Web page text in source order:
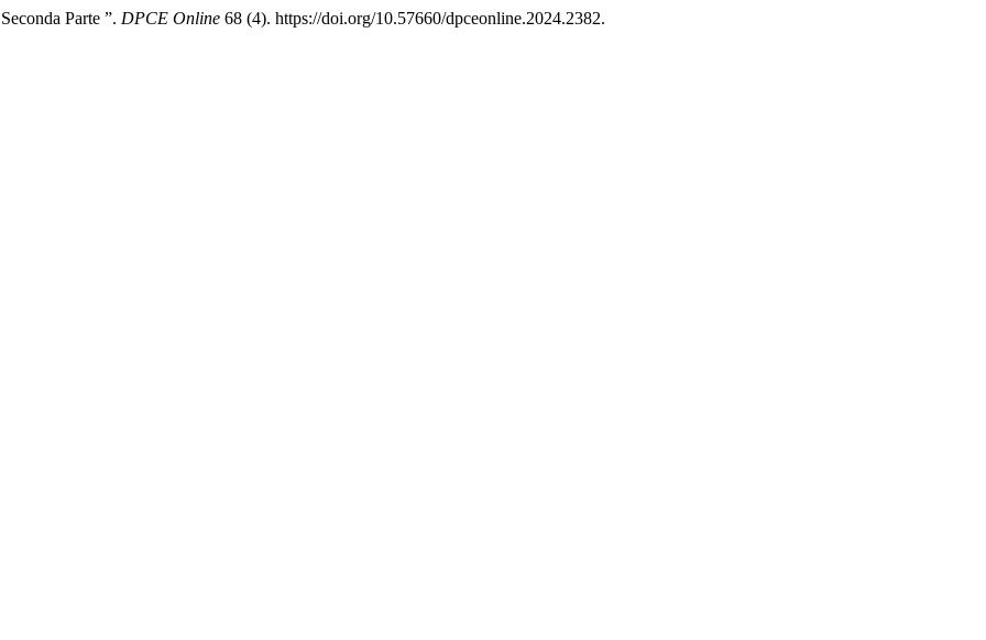
Parte ”. DPCE Online 68 (4). https://doi.org/10.57660/dpceonline.2024.2382.